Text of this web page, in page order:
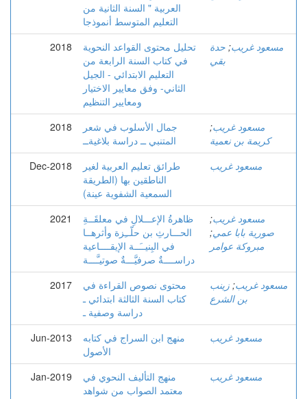
العربية " السنة الثانية من
التعليم المتوسط أنموذجا
2018
تحليل محتوى القواعد النحوية
في كتاب السنة الرابعة من
التعليم الابتدائي - الجيل
الثاني- وفق معايير الاختيار
ومعايير التنظيم
مسعود غريب; حدة
بقي
2018
جمال الأسلوب في شعر
المتنبي ــ دراسة بلاغيةــ
مسعود غريب;
كريمة بن نعمية
Dec-2018
طرائق تعليم العربية لغير
الناطقين بها (الطريقة
السمعية الشفوية عينة)
مسعود غريب
2021
ظاهرةُ الإعـــلالِ في معلقَــةِ
الحـــارثِ بن حلّــِزة وأثرهــا
في البِنيــَــة الإيقــــاعية
دراســــةٌ صرفيَّـــةٌ صوتيـَّـــة
مسعود غريب;
صورية بابا عمي;
مبروكة عوامر
2017
محتوى نصوص القراءة في
كتاب السنة الثالثة ابتدائي ـ
دراسة وصفية ـ
مسعود غريب; زينب
بن الشرع
Jun-2013
منهج ابن السراج في كتابه
الأصول
مسعود غريب
Jan-2019
منهج التأليف النحوي في
معتمد الصواب من شواهد
مسعود غريب